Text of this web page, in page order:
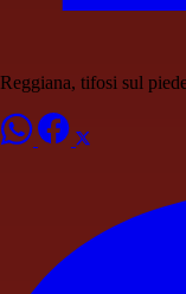
Reggiana, tifosi sul